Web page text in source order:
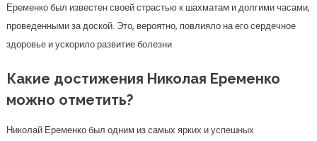
Еременко был известен своей страстью к шахматам и долгими часами,
проведенными за доской. Это, вероятно, повлияло на его сердечное
здоровье и ускорило развитие болезни.
Какие достижения Николая Еременко
можно отметить?
Николай Еременко был одним из самых ярких и успешных